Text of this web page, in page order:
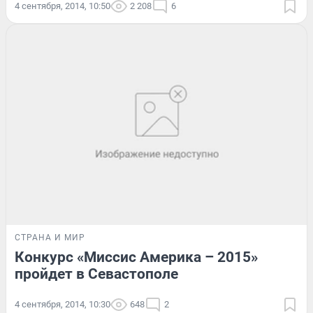
4 сентября, 2014, 10:50 2 208 6
СТРАНА И МИР
Конкурс «Миссис Америка – 2015»
пройдет в Севастополе
4 сентября, 2014, 10:30 648 2